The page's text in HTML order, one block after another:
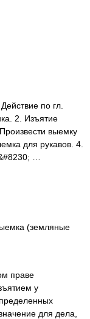
по гл.
2. Изъятие
выемку
для рукавов. 4.
…
(земляные
праве
у
для дела,